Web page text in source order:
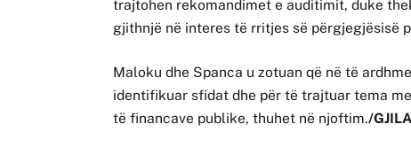
trajtohen rekomandimet e auditimit, duke
gjithnjë në interes të rritjes së përgjegjësisë
Maloku dhe Spanca u zotuan që në të
identifikuar sfidat dhe për të trajtuar tema
të financave publike, thuhet në njoftim./